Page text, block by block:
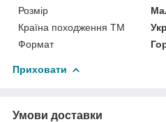
Розмір
Країна походження ТМ
Формат
Приховати
Умови доставки